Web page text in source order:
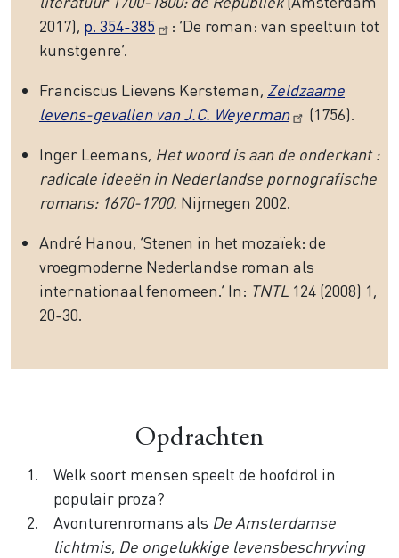
2017), p. 354-385
: ‘De roman: van speeltuin tot
kunstgenre’.
Franciscus Lievens Kersteman, Zeldzaame
levens-gevallen van J.C. Weyerman
(1756).
Inger Leemans, Het woord is aan de onderkant :
radicale ideeën in Nederlandse pornografische
romans: 1670-1700. Nijmegen 2002.
André Hanou, ‘Stenen in het mozaïek: de
vroegmoderne Nederlandse roman als
internationaal fenomeen.’ In: TNTL 124 (2008) 1,
20-30.
Opdrachten
Welk soort mensen speelt de hoofdrol in
populair proza?
Avonturenromans als De Amsterdamse
lichtmis, De ongelukkige levensbeschryving